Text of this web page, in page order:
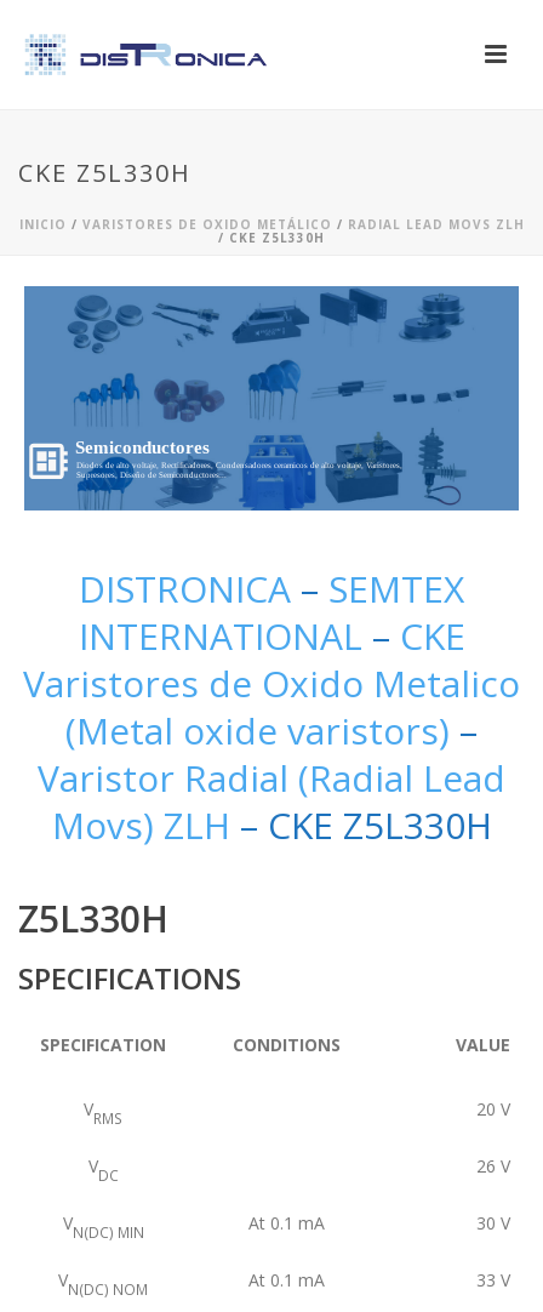
CKE Z5L330H
INICIO / VARISTORES DE OXIDO METÁLICO / RADIAL LEAD MOVS ZLH
/ CKE Z5L330H
Semiconductores
Diodos de alto voltaje, Rectificadores, Condensadores ceramicos de alto voltaje, Varistores,
Supresores, Diseño de Semiconductores...
DISTRONICA – SEMTEX
INTERNATIONAL – CKE
Varistores de Oxido Metalico
(Metal oxide varistors) –
Varistor Radial (Radial Lead
Movs) ZLH – CKE Z5L330H
Z5L330H
SPECIFICATIONS
SPECIFICATION CONDITIONS VALUE
VRMS 20 V
VDC 26 V
VN(DC) MIN At 0.1 mA 30 V
VN(DC) NOM At 0.1 mA 33 V